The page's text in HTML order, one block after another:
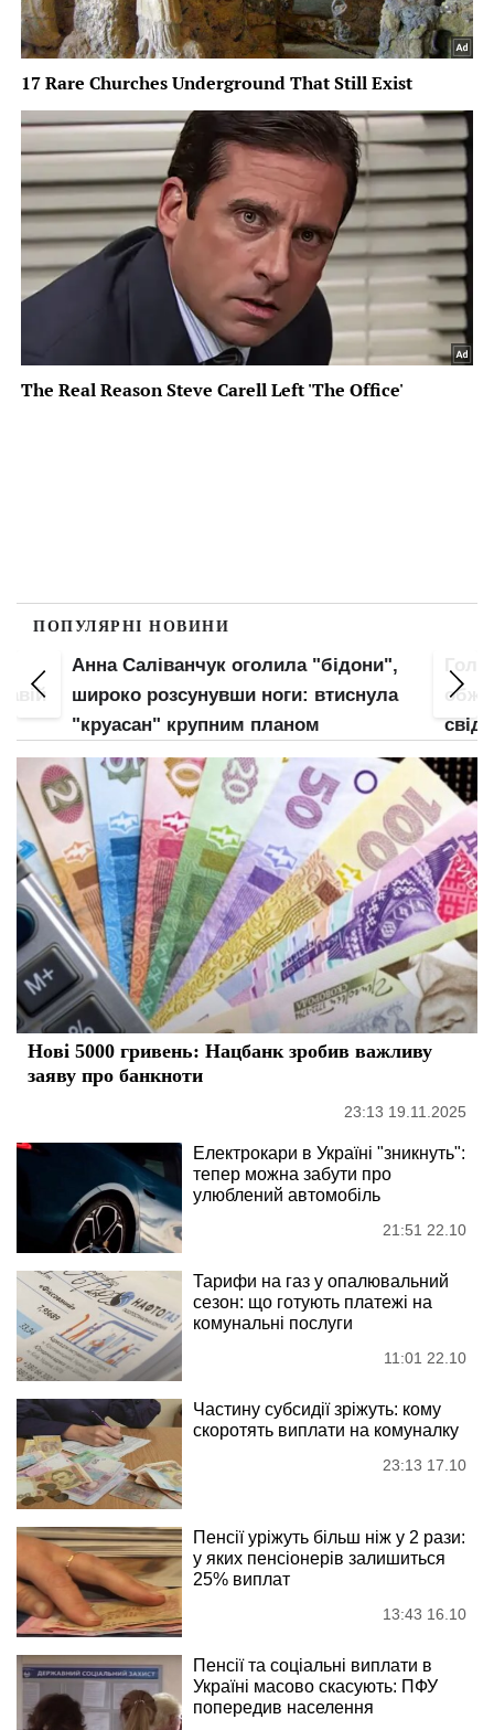
ПОПУЛЯРНІ НОВИНИ
Анна Саліванчук оголила "бідони",
широко розсунувши ноги: втиснула
"круасан" крупним планом
Нові 5000 гривень: Нацбанк зробив важливу
заяву про банкноти
23:13 19.11.2025
Електрокари в Україні "зникнуть":
тепер можна забути про
улюблений автомобіль
21:51 22.10
Тарифи на газ у опалювальний
сезон: що готують платежі на
комунальні послуги
11:01 22.10
Частину субсидії зріжуть: кому
скоротять виплати на комуналку
23:13 17.10
Пенсії уріжуть більш ніж у 2 рази:
у яких пенсіонерів залишиться
25% виплат
13:43 16.10
Пенсії та соціальні виплати в
Україні масово скасують: ПФУ
попередив населення